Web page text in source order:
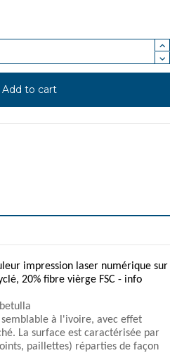
Add to cart
impression laser numérique sur
20% fibre vièrge FSC - info
à l'ivoire, avec effet
La surface est caractérisée par
paillettes) réparties de façon